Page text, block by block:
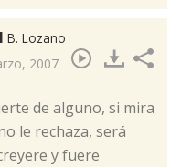
B. Lozano
2007
de alguno, si mira
le rechaza, será
y fuere